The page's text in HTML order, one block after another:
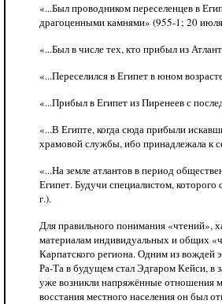
«...Был проводником переселенцев в
драгоценными камнями» (955-1; 20
«...Был в числе тех, кто прибыл из
«...Переселился в Египет в юном
«...Прибыл в Египет из Пиренеев с
«...В Египте, когда сюда прибыли
храмовой службы, ибо принадлежала к
«...На земле атлантов в период
Египет. Будучи специалистом,
г.).
Для правильного понимания «чтений»,
материалам индивидуальных и общих
Карпатского региона. Одним из
Ра-Та в будущем стал Эдгаром Кейси, в
уже возникли напряжённые отношения
восстания местного населения он был